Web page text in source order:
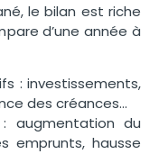
le bilan est riche
d’une année à
: investissements,
des créances…
: augmentation du
emprunts, hausse